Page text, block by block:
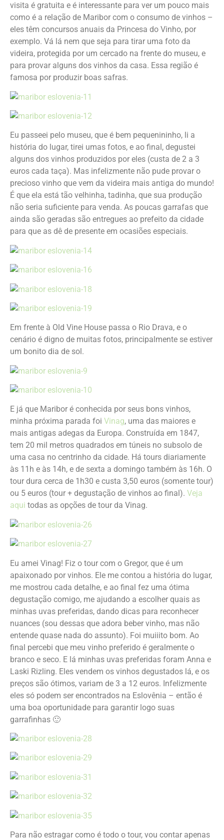
visita é gratuita e é interessante para ver um pouco mais
como é a relação de Maribor com o consumo de vinhos –
eles têm concursos anuais da Princesa do Vinho, por
exemplo. Vá lá nem que seja para tirar uma foto da
videira, protegida por um cercado na frente do museu, e
para provar alguns dos vinhos da casa. Essa região é
famosa por produzir boas safras.
Eu passeei pelo museu, que é bem pequenininho, li a
história do lugar, tirei umas fotos, e ao final, degustei
alguns dos vinhos produzidos por eles (custa de 2 a 3
euros cada taça). Mas infelizmente não pude provar o
precioso vinho que vem da videira mais antiga do mundo!
É que ela está tão velhinha, tadinha, que sua produção
não seria suficiente para venda. As poucas garrafas que
ainda são geradas são entregues ao prefeito da cidade
para que as dê de presente em ocasiões especiais.
Em frente à Old Vine House passa o Rio Drava, e o
cenário é digno de muitas fotos, principalmente se estiver
um bonito dia de sol.
E já que Maribor é conhecida por seus bons vinhos,
minha próxima parada foi Vinag, uma das maiores e
mais antigas adegas da Europa. Construída em 1847,
tem 20 mil metros quadrados em túneis no subsolo de
uma casa no centrinho da cidade. Há tours diariamente
às 11h e às 14h, e de sexta a domingo também às 16h. O
tour dura cerca de 1h30 e custa 3,50 euros (somente tour)
ou 5 euros (tour + degustação de vinhos ao final). Veja
aqui todas as opções de tour da Vinag.
Eu amei Vinag! Fiz o tour com o Gregor, que é um
apaixonado por vinhos. Ele me contou a história do lugar,
me mostrou cada detalhe, e ao final fez uma ótima
degustação comigo, me ajudando a escolher quais as
minhas uvas preferidas, dando dicas para reconhecer
nuances (sou dessas que adora beber vinho, mas não
entende quase nada do assunto). Foi muiiito bom. Ao
final percebi que meu vinho preferido é geralmente o
branco e seco. E lá minhas uvas preferidas foram Anna e
Laski Rizling. Eles vendem os vinhos degustados lá, e os
preços são ótimos, variam de 3 a 12 euros. Infelizmente
eles só podem ser encontrados na Eslovênia – então é
uma boa oportunidade para garantir logo suas
garrafinhas 🙂
Para não estragar como é todo o tour, vou contar apenas